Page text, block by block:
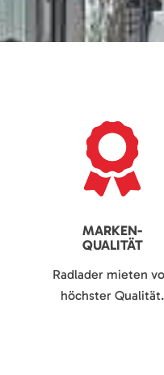
MARKEN-
QUALITÄT
Radlader mieten
höchster Qualität.